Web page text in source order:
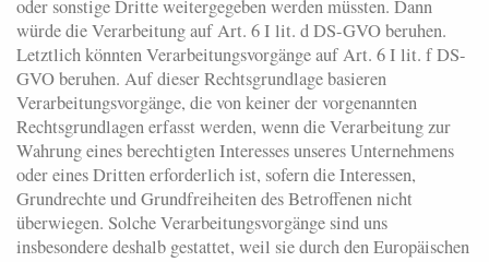
oder sonstige Dritte weitergegeben werden müssten. Dann
würde die Verarbeitung auf Art. 6 I lit. d DS-GVO beruhen.
Letztlich könnten Verarbeitungsvorgänge auf Art. 6 I lit. f DS-
GVO beruhen. Auf dieser Rechtsgrundlage basieren
Verarbeitungsvorgänge, die von keiner der vorgenannten
Rechtsgrundlagen erfasst werden, wenn die Verarbeitung zur
Wahrung eines berechtigten Interesses unseres Unternehmens
oder eines Dritten erforderlich ist, sofern die Interessen,
Grundrechte und Grundfreiheiten des Betroffenen nicht
überwiegen. Solche Verarbeitungsvorgänge sind uns
insbesondere deshalb gestattet, weil sie durch den Europäischen